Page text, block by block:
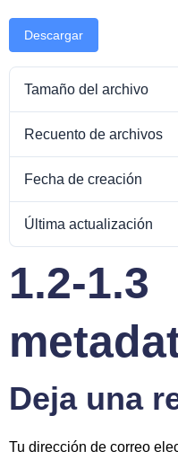
Descargar
Tamaño del archivo
Recuento de archivos
Fecha de creación
Última actualización
1.2-1.3
Deja una
Tu dirección de correo